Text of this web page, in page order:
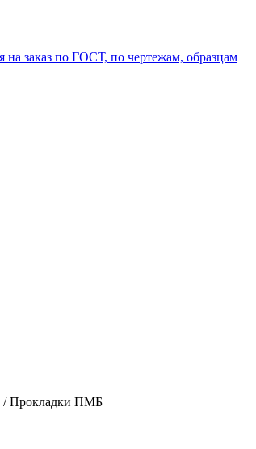
/Прокладки ПМБ